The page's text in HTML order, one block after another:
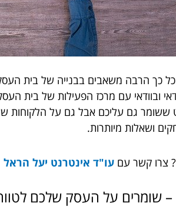
כך הרבה משאבים בבנייה של בית
ובוודאי עם מרכז הפעילות של בית
ששומר גם עליכם אבל גם על
ושאלות מיותרות.
? צרו קשר עם עו"ד אינטרנט יעל הראל
שומרים על העסק שלכם